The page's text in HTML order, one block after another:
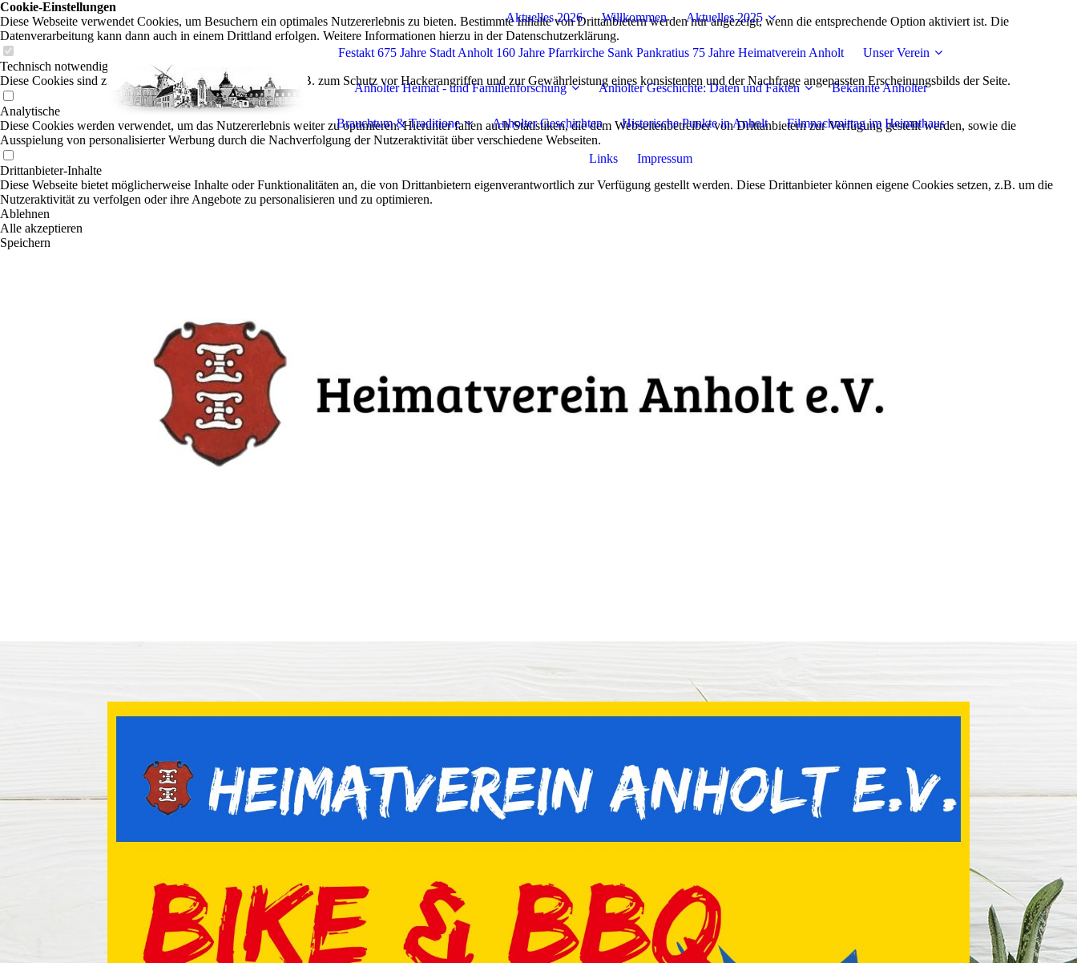
Aktuelles 2026 Willkommen Aktuelles 2025
Festakt 675 Jahre Stadt Anholt 160 Jahre Pfarrkirche Sank Pankratius 75 Jahre Heimatverein Anholt Unser Verein
Anholter Heimat - und Familienforschung Anholter Geschichte: Daten und Fakten Bekannte Anholter
Brauchtum & Traditione Anholter Geschichten Historische Punkte in Anholt Filmnachmittag im Heimathaus
Links Impressum
Cookie-Einstellungen
Diese Webseite verwendet Cookies, um Besuchern ein optimales Nutzererlebnis zu bieten. Bestimmte Inhalte von Drittanbietern werden nur angezeigt, wenn die entsprechende Option aktiviert ist. Die
Datenverarbeitung kann dann auch in einem Drittland erfolgen. Weitere Informationen hierzu in der Datenschutzerklärung.
Technisch notwendige
Diese Cookies sind zum Betrieb der Webseite notwendig, z.B. zum Schutz vor Hackerangriffen und zur Gewährleistung eines konsistenten und der Nachfrage angepassten Erscheinungsbilds der Seite.
Analytische
Diese Cookies werden verwendet, um das Nutzererlebnis weiter zu optimieren. Hierunter fallen auch Statistiken, die dem Webseitenbetreiber von Drittanbietern zur Verfügung gestellt werden, sowie die
Ausspielung von personalisierter Werbung durch die Nachverfolgung der Nutzeraktivität über verschiedene Webseiten.
Drittanbieter-Inhalte
Diese Webseite bietet möglicherweise Inhalte oder Funktionalitäten an, die von Drittanbietern eigenverantwortlich zur Verfügung gestellt werden. Diese Drittanbieter können eigene Cookies setzen, z.B. um die
Nutzeraktivität zu verfolgen oder ihre Angebote zu personalisieren und zu optimieren.
Ablehnen
Alle akzeptieren
Speichern